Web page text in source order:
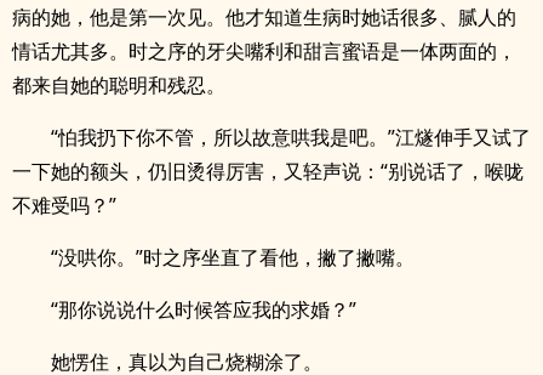
病的她，他是第一次见。他才知道生病时她话很多、腻人的
情话尤其多。时之序的牙尖嘴利和甜言蜜语是一体两面的，
都来自她的聪明和残忍。
“怕我扔下你不管，所以故意哄我是吧。”江燧伸手又试了
一下她的额头，仍旧烫得厉害，又轻声说：“别说话了，喉咙
不难受吗？”
“没哄你。”时之序坐直了看他，撇了撇嘴。
“那你说说什么时候答应我的求婚？”
她愣住，真以为自己烧糊涂了。